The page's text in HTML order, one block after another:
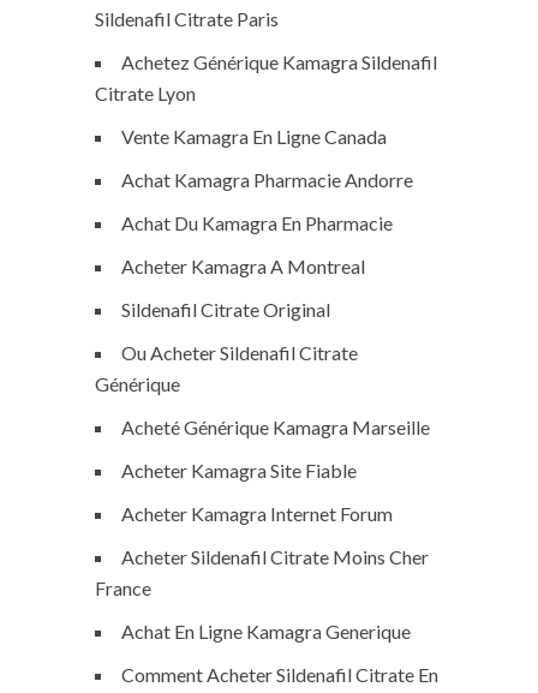
Sildenafil Citrate Paris
Achetez Générique Kamagra Sildenafil
Citrate Lyon
Vente Kamagra En Ligne Canada
Achat Kamagra Pharmacie Andorre
Achat Du Kamagra En Pharmacie
Acheter Kamagra A Montreal
Sildenafil Citrate Original
Ou Acheter Sildenafil Citrate
Générique
Acheté Générique Kamagra Marseille
Acheter Kamagra Site Fiable
Acheter Kamagra Internet Forum
Acheter Sildenafil Citrate Moins Cher
France
Achat En Ligne Kamagra Generique
Comment Acheter Sildenafil Citrate En